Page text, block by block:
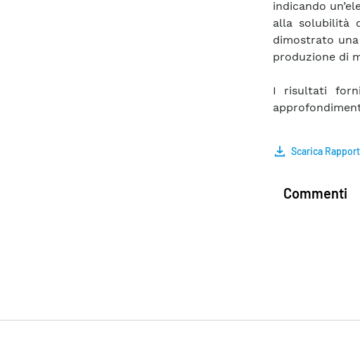
indicando
alla solubilità
dimostrato
produzione di
I risultati
Scarica
Commenti